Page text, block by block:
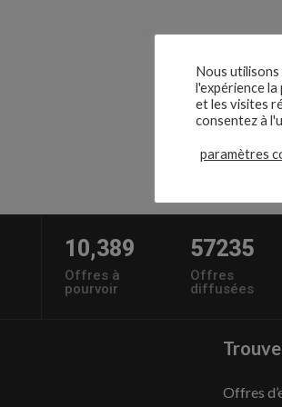
10,389
Offres à
pourvoir
57235
Offres
diffusées
Offres
Nous
l'expérience
et les visites
consentez à
paramètres